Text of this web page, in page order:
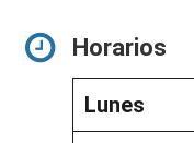
Horarios
Lunes